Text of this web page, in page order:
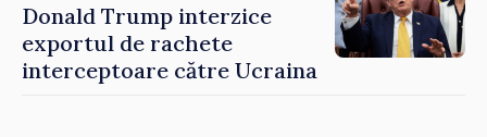
Donald Trump interzice
exportul de rachete
interceptoare către Ucraina